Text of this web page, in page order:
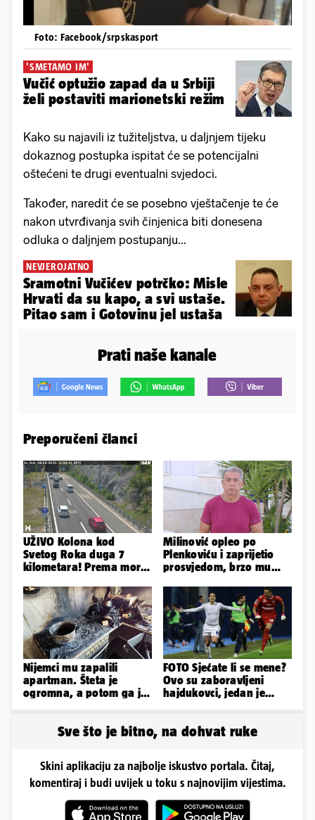
Foto: Facebook/srpskasport
'SMETAMO IM'
Vučić optužio zapad da u Srbiji
želi postaviti marionetski režim
Kako su najavili iz tužiteljstva, u daljnjem tijeku
dokaznog postupka ispitat će se potencijalni
oštećeni te drugi eventualni svjedoci.
Također, naredit će se posebno vještačenje te će
nakon utvrđivanja svih činjenica biti donesena
odluka o daljnjem postupanju...
NEVJEROJATNO
Sramotni Vučićev potrčko: Misle
Hrvati da su kapo, a svi ustaše.
Pitao sam i Gotovinu jel ustaša
Prati naše kanale
Preporučeni članci
UŽIVO Kolona kod
Svetog Roka duga 7
kilometara! Prema moru
zastojima
Milinović opleo po
Plenkoviću i zaprijetio
prosvjedom, brzo mu
Gospića
Nijemci mu zapalili
apartman. Šteta je
ogromna, a potom ga je
FOTO Sjećate li se mene?
Ovo su zaboravljeni
hajdukovci, jedan je
Sve što je bitno, na dohvat ruke
Skini aplikaciju za najbolje iskustvo portala. Čitaj,
komentiraj i budi uvijek u toku s najnovijim vijestima.